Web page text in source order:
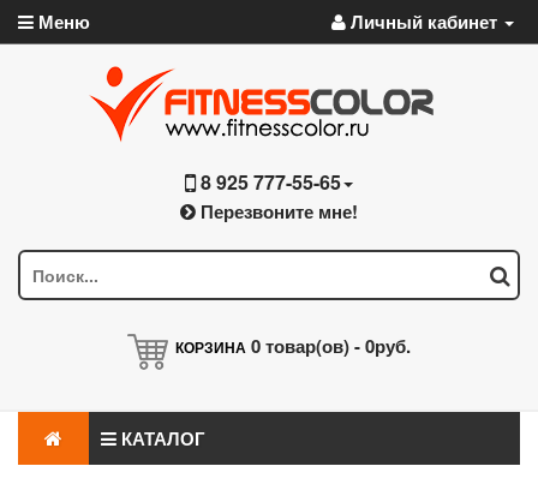
Меню Личный кабинет
8 925 777-55-65
Перезвоните мне!
КОРЗИНА 0товар(ов) -0руб.
КАТАЛОГ